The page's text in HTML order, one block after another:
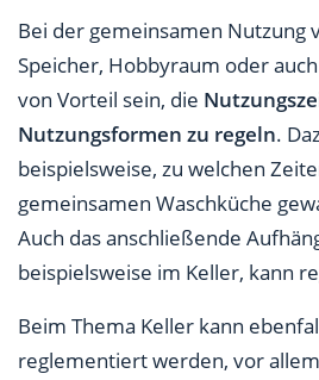
Bei der gemeinsamen Nutzung
Speicher, Hobbyraum oder
von Vorteil sein, die
Nutzungsformen zu regeln.
beispielsweise, zu welchen
gemeinsamen Waschküche
Auch das anschließende
beispielsweise im Keller, kann
Beim Thema Keller kann
reglementiert werden, vor